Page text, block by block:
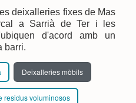
deixalleries fixes de Mas
a Sarrià de Ter i les
d'acord amb un
barri.
Deixalleries mòbils
residus voluminosos